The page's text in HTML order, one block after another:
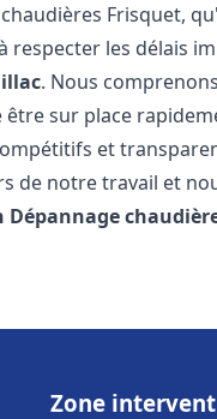
Frisquet,
respecter les délais
. Nous
être sur place
et
de notre travail et
Zone